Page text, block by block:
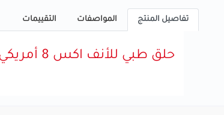
تفاصيل المنتج المواصفات التقييمات
حلق طبي للأنف اكس 8 أمريكي | BJ2002